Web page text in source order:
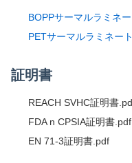
BOPPサーマルラミネ
PETサーマルラミネー
証明書
REACH SVHC証明書
FDA n CPSIA証明書.pdf
EN 71-3証明書.pdf